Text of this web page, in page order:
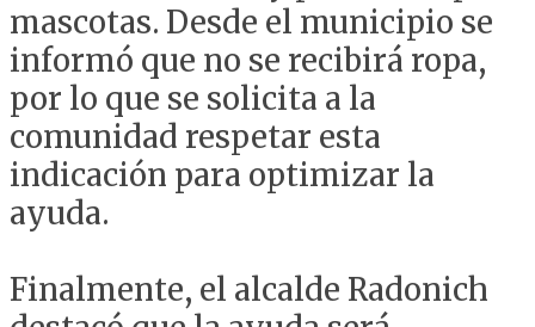
mascotas. Desde el municipio se
informó que no se recibirá ropa,
por lo que se solicita a la
comunidad respetar esta
indicación para optimizar la
ayuda.
Finalmente, el alcalde Radonich